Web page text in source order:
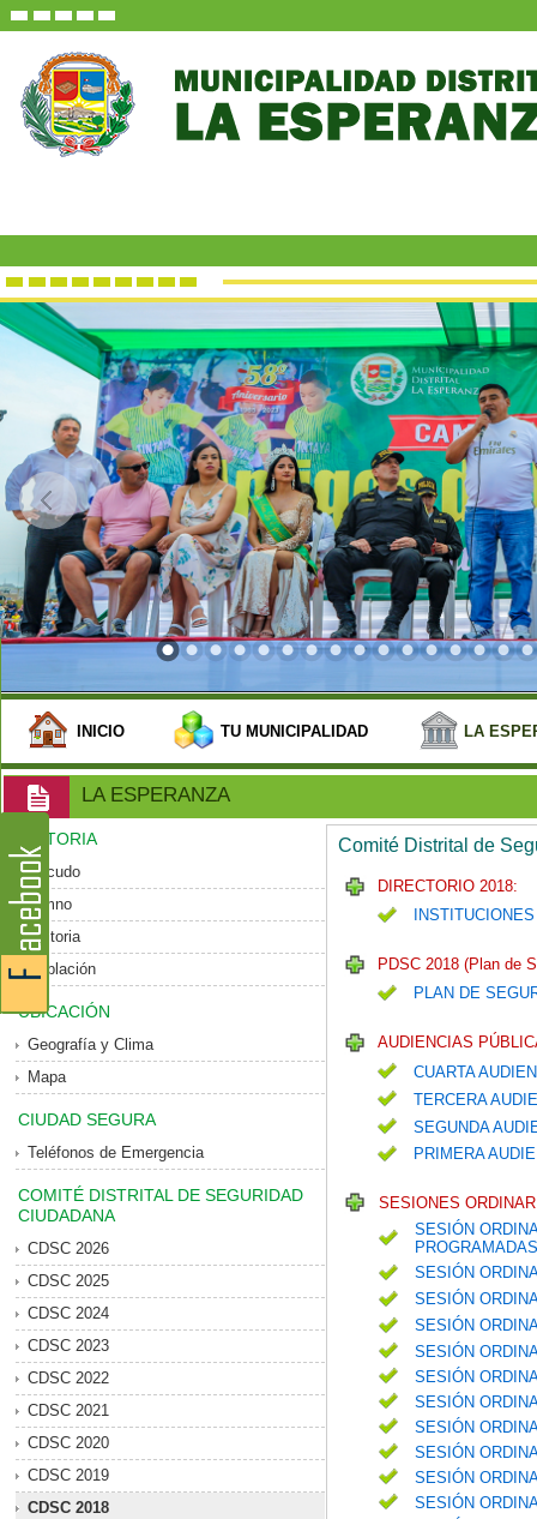
INICIO TU MUNICIPALIDAD LA
LA ESPERANZA
HISTORIA
Escudo
Himno
Historia
Población
UBICACIÓN
Geografía y Clima
Mapa
CIUDAD SEGURA
Teléfonos de Emergencia
COMITÉ DISTRITAL DE SEGURIDAD
CIUDADANA
CDSC 2026
CDSC 2025
CDSC 2024
CDSC 2023
CDSC 2022
CDSC 2021
CDSC 2020
CDSC 2019
CDSC 2018
Comité Distrital de
DIRECTORIO 2018:
PDSC 2018 (Plan de
PLAN DE
AUDIENCIAS
CUARTA
TERCERA
SEGUNDA
PRIMERA
SESIONES
SESIÓN
SESIÓN
SESIÓN
SESIÓN
SESIÓN
SESIÓN
SESIÓN
SESIÓN
SESIÓN
SESIÓN
SESIÓN